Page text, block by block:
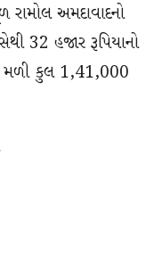
અમદાવાદનો
32 હજાર રૂપિયાનો
મળી કુલ 1,41,000